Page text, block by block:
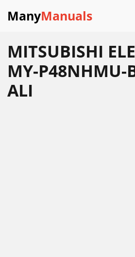
ManyManuals
MITSUBISHI
MY-P48NHMU-
ALI